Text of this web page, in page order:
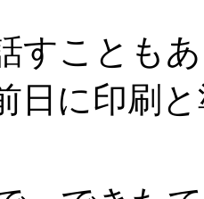
すことも
日に印刷